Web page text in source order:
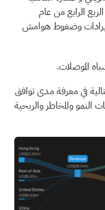
أمريكي في الربع الرابع من عام
الإيرادات وضغوط هوامش
الموصلات.
في معرفة مدى توافق
النمو والمخاطر والربحية